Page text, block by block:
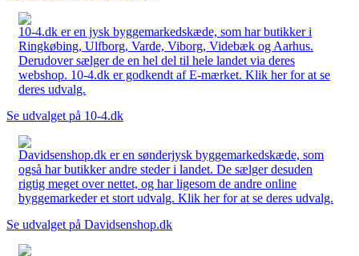
10-4.dk er en jysk byggemarkedskæde, som har butikker i
Ringkøbing, Ulfborg, Varde, Viborg, Videbæk og Aarhus.
Derudover sælger de en hel del til hele landet via deres
webshop. 10-4.dk er godkendt af E-mærket. Klik her for at se
deres udvalg.
Se udvalget på 10-4.dk
Davidsenshop.dk er en sønderjysk byggemarkedskæde, som
også har butikker andre steder i landet. De sælger desuden
rigtig meget over nettet, og har ligesom de andre online
byggemarkeder et stort udvalg. Klik her for at se deres udvalg.
Se udvalget på Davidsenshop.dk